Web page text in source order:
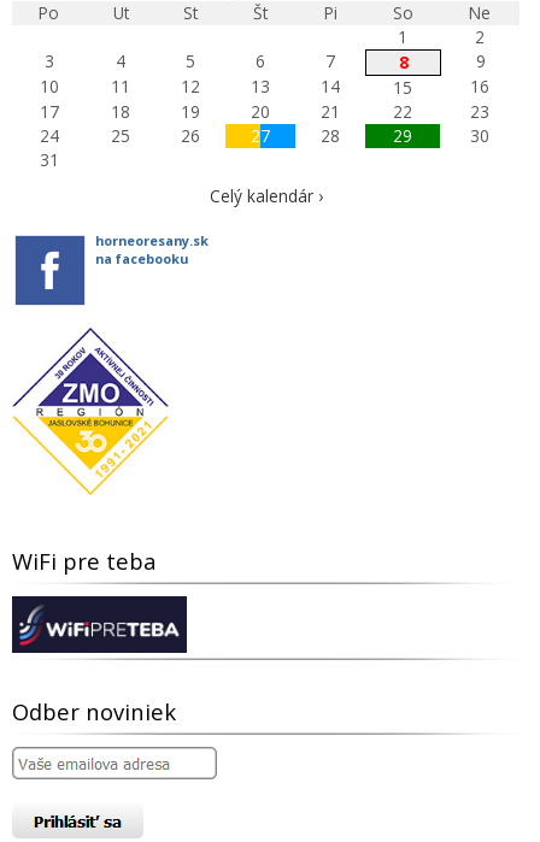
Po
Ut St Št Pi So
Ne
1
2
3
4 5 6 7 8
9
10
11 12 13 14 15
16
17
18 19 20 21 22
23
24
25 26 27 28 29
30
31
Celý kalendár ›
horneoresany.sk
na facebooku
WiFi pre teba
Odber noviniek